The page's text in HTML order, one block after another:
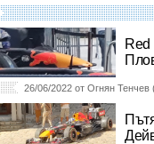
26/06/2022 от Огнян Тенчев